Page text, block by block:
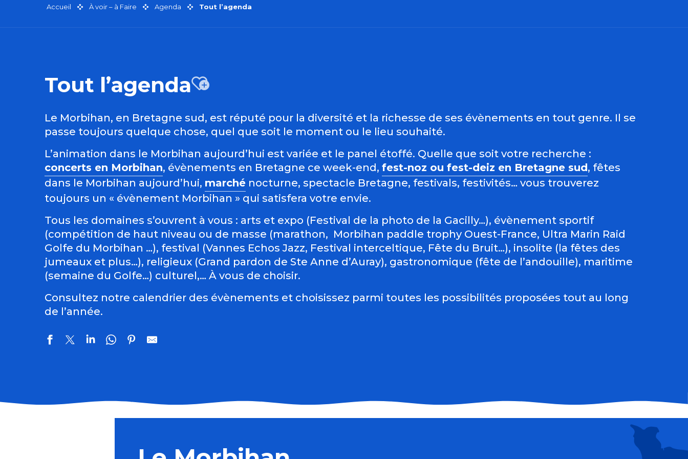
Accueil À voir – à Faire Agenda Tout l’agenda
Tout l’agendaAjouter aux favoris
Le Morbihan, en Bretagne sud, est réputé pour la diversité et la richesse de ses évènements en tout genre. Il se
passe toujours quelque chose, quel que soit le moment ou le lieu souhaité.
L’animation dans le Morbihan aujourd’hui est variée et le panel étoffé. Quelle que soit votre recherche :
concerts en Morbihan, évènements en Bretagne ce week-end, fest-noz ou fest-deiz en Bretagne sud, fêtes
dans le Morbihan aujourd’hui, marché nocturne, spectacle Bretagne, festivals, festivités… vous trouverez
toujours un « évènement Morbihan » qui satisfera votre envie.
Tous les domaines s’ouvrent à vous : arts et expo (Festival de la photo de la Gacilly…), évènement sportif
(compétition de haut niveau ou de masse (marathon, Morbihan paddle trophy Ouest-France, Ultra Marin Raid
Golfe du Morbihan …), festival (Vannes Echos Jazz, Festival interceltique, Fête du Bruit…), insolite (la fêtes des
jumeaux et plus…), religieux (Grand pardon de Ste Anne d’Auray), gastronomique (fête de l’andouille), maritime
(semaine du Golfe…) culturel,… À vous de choisir.
Consultez notre calendrier des évènements et choisissez parmi toutes les possibilités proposées tout au long
de l’année.